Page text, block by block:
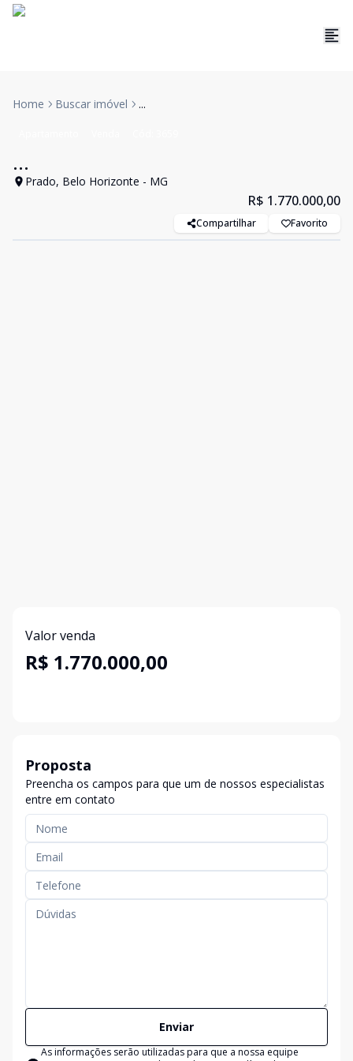
Home Buscar imóvel ...
...
Prado, Belo Horizonte - MG
R$ 1.770.000,00
Compartilhar Favorito
Valor venda
R$ 1.770.000,00
Proposta
Preencha os campos para que um de nossos especialistas
entre em contato
Enviar
As informações serão utilizadas para que a nossa equipe